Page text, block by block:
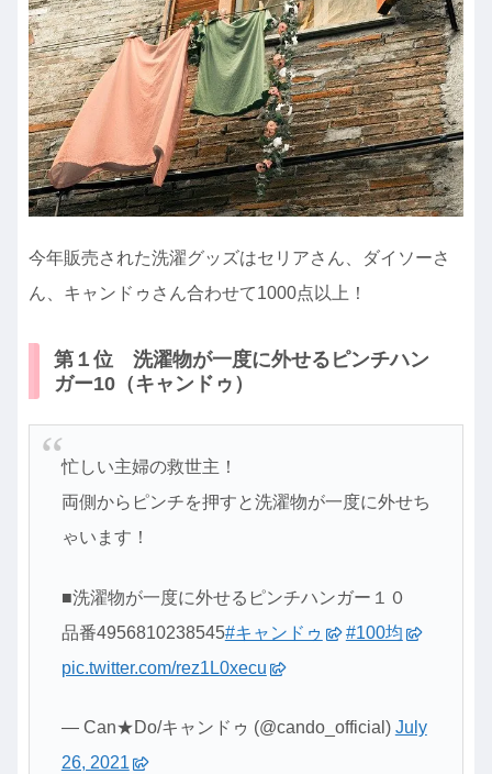
今年販売された洗濯グッズはセリアさん、ダイソーさ
ん、キャンドゥさん合わせて1000点以上！
第１位 洗濯物が一度に外せるピンチハン
ガー10（キャンドゥ）
忙しい主婦の救世主！
両側からピンチを押すと洗濯物が一度に外せち
ゃいます！
■洗濯物が一度に外せるピンチハンガー１０
品番4956810238545#キャンドゥ
#100均
pic.twitter.com/rez1L0xecu
— Can★Do/キャンドゥ (@cando_official) July
26, 2021